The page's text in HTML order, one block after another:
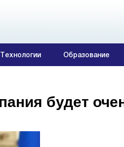
Технологии Образование
будет